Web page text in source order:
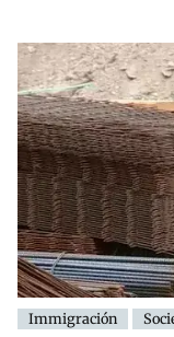
Immigración